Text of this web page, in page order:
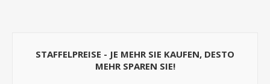
STAFFELPREISE - JE MEHR SIE KAUFEN, DESTO
MEHR SPAREN SIE!